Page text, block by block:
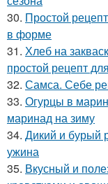
30. Простой
в форме
31. Хлеб на
простой рецепт
32. Самса. Себе
33. Огурцы в
маринад на зиму
34. Дикий и бурый
ужина
35. Вкусный и